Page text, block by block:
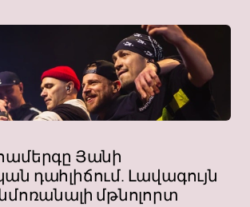
Յանի
​​դահլիճում. Լավագույն
մթնոլորտ